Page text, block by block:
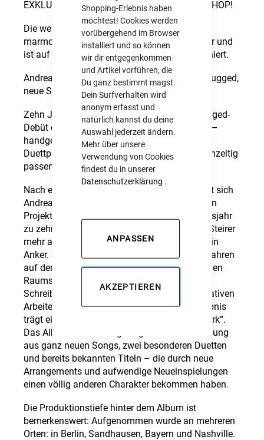
Shopping-Erlebnis haben
möchtest! Cookies werden
vorübergehend im Browser
installiert und so können
wir dir entgegenkommen
und Artikel vorführen, die
Du ganz bestimmt magst.
Dein Surfverhalten wird
anonym erfasst und
natürlich kannst du deine
Auswahl jederzeit ändern.
Mehr über unsere
Verwendung von Cookies
findest du in unserer
Datenschutzerklärung .
AKZEPTIEREN
ANPASSEN
EXKLUSIV IM ANDREAS GABALIER ONLINE-SHOP!
Die weltweit limitierte Edition erscheint auf
marmoriertem Doppel-Vinyl im Gatefold-Cover und
ist auf 500 Stück limitiert. Die LP ist handsigniert.
Andreas Gabalier „Handwerk“ - 10 Jahre Unplugged,
neue Songs & zwei besondere Duette
Zehn Jahre nach dem gefeierten MTV-Unplugged-
Debüt erscheint das neue Album „Handwerk“ –
handgemacht, für die Ewigkeit, mit zwei
Duettpartnern, die unterschiedlicher und gleichzeitig
passender kaum sein könnten.
Nach einer bewusst gewählten Auszeit meldet sich
Andreas Gabalier mit einem der persönlichsten
Projekte seiner Karriere zurück. Das Jubiläumsjahr
zu zehn Jahren MTV Unplugged war für den Steirer
mehr als ein willkommener Anlass – es war ein
Anker. Eine Atempause nach vier intensiven Jahren
auf den größten Bühnen des deutschsprachigen
Raums, die er konsequent genutzt hat: zum
Schreiben, zum Sammeln von Ideen, zum kreativen
Arbeiten abseits des Rampenlichts. Das Ergebnis
trägt einen programmatischen Titel: „Handwerk“.
Das Album ist eine sorgfältig kuratierte Mischung
aus ganz neuen Songs, zwei besonderen Duetten
und bereits bekannten Titeln – die durch neue
Arrangements und aufwendige Neueinspielungen
einen völlig anderen Charakter bekommen haben.
Die Produktionstiefe hinter dem Album ist
bemerkenswert: Aufgenommen wurde an mehreren
Orten: in Berlin, Sandhausen, Bayern und Nashville.